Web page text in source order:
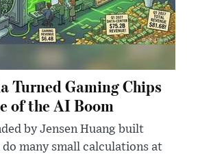
Turned Gaming Chips
of the AI Boom
by Jensen Huang built
many small calculations at